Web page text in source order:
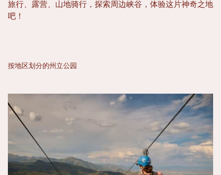
旅行、露营、山地骑行，探索周边峡谷，体验这片神奇之地
吧！
按地区划分的州立公园